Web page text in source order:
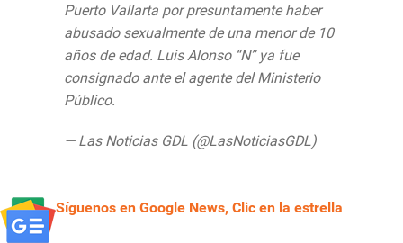
Puerto Vallarta por presuntamente haber
abusado sexualmente de una menor de 10
años de edad. Luis Alonso “N” ya fue
consignado ante el agente del Ministerio
Público.
— Las Noticias GDL (@LasNoticiasGDL)
Síguenos en Google News, Clic en la estrella